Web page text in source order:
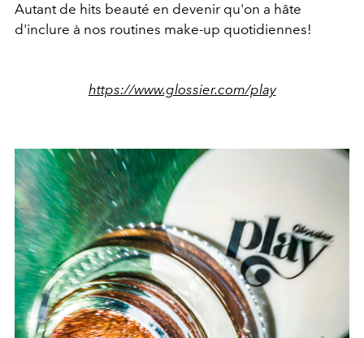
Autant de hits beauté en devenir qu'on a hâte
d'inclure à nos routines make-up quotidiennes!
https://www.glossier.com/play